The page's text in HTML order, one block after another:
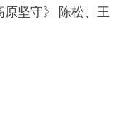
坚守》 陈松、王